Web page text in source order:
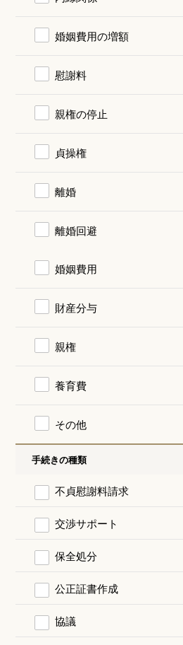
婚姻費用の増額
慰謝料
親権の停止
貞操権
離婚
離婚回避
婚姻費用
財産分与
親権
養育費
その他
手続きの種類
不貞慰謝料請求
交渉サポート
保全処分
公正証書作成
協議